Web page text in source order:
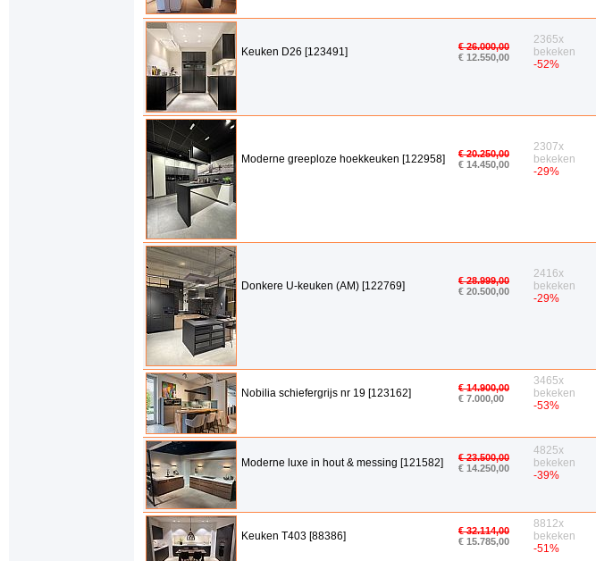
Keuken D26 [123491]
€ 26.000,00
€ 12.550,00
2365x
bekeken
-52%
Moderne greeploze hoekkeuken [122958]
€ 20.250,00
€ 14.450,00
2307x
bekeken
-29%
Donkere U-keuken (AM) [122769]
€ 28.999,00
€ 20.500,00
2416x
bekeken
-29%
Nobilia schiefergrijs nr 19 [123162]
€ 14.900,00
€ 7.000,00
3465x
bekeken
-53%
Moderne luxe in hout & messing [121582]
€ 23.500,00
€ 14.250,00
4825x
bekeken
-39%
Keuken T403 [88386]
€ 32.114,00
€ 15.785,00
8812x
bekeken
-51%